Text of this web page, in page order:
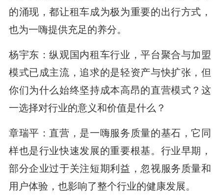
的涌现，都让租车成为极为重要的出行方式，
也为一嗨提供充足的养分。
杨宇东：纵观国内租车行业，平台聚合与加盟
模式已成主流，追求的是轻资产与快扩张，但
你们为什么始终坚持成本高昂的直营模式？这
一选择对行业的意义和价值是什么？
章瑞平：直营，是一嗨服务质量的基石，它同
样也是行业快速发展的重要根基。行业早期，
部分企业过于关注短期利益，忽视服务质量和
用户体验，也影响了整个行业的健康发展。